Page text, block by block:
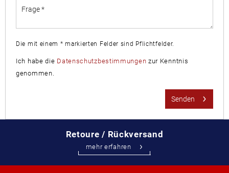
Die mit einem * markierten Felder sind Pflichtfelder.
Ich habe die Datenschutzbestimmungen zur Kenntnis
genommen.
Senden
Retoure / Rückversand
mehr erfahren